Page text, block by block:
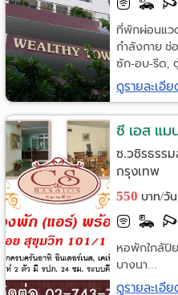
ที่พักผ่อนแว
กำลังกาย ช่
ซัก-อบ-รีด,
ดูรายละเอี
ซี เอส แม
ซ.วชิรธรรม
กรุงเทพ
550 บาท/วัน
หอพักใกล้ปิ
บางนา...
ดูรายละเอี